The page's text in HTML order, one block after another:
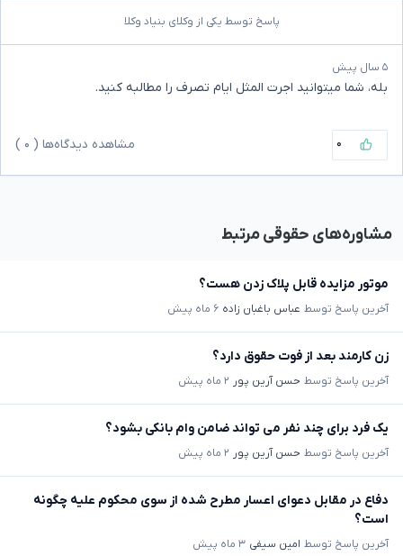
پاسخ توسط یکی از وکلای بنیاد وکلا
۵ سال پیش
بله، شما میتوانید اجرت المثل ایام تصرف را مطالبه کنید.
۰ مشاهده دیدگاه‌ها ( ۰
مشاوره‌های حقوقی مرتبط
موتور مزایده قابل پلاک زدن هست؟
آخرین پاسخ توسط عباس باغبان زاده ۶ ماه پیش
زن کارمند بعد از فوت حقوق دارد؟
آخرین پاسخ توسط حسن آرین پور ۲ ماه پیش
یک فرد برای چند نفر می تواند ضامن وام بانکی بشود؟
آخرین پاسخ توسط حسن آرین پور ۲ ماه پیش
دفاع در مقابل دعوای اعسار مطرح شده از سوی محکوم علیه چگونه
است؟
آخرین پاسخ توسط امین سیفی ۳ ماه پیش